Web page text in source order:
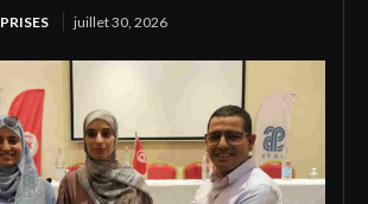
juillet 30, 2026